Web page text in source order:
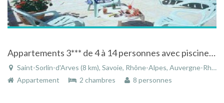
Appartements 3*** de 4 à 14 personnes avec piscine d'été chauffée à Saint-Sorlin d'Arves en Savoie
Saint-Sorlin-d'Arves (8 km), Savoie, Rhône-Alpes, Auvergne-Rhône-Alpes, France
Appartement
2 chambres 8 personnes